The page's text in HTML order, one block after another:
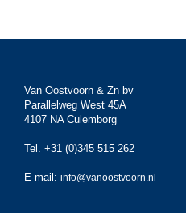
Van Oostvoorn & Zn bv
Parallelweg West 45A
4107 NA Culemborg
Tel. +31 (0)345 515 262
E-mail: info@vanoostvoorn.nl